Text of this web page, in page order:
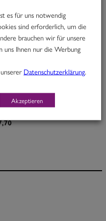
Cashewnüssen & Zucchini
es für uns notwendig
sind erforderlich, um die
brauchen wir für unsere
uns Ihnen nur die Werbung
Datenschutzerklärung
Akzeptieren